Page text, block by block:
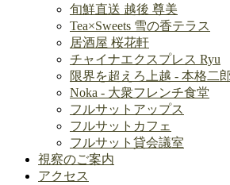
旬鮮直送 越後 尊美
Tea×Sweets 雪の香テラス
居酒屋 桜花軒
チャイナエクスプレス Ryu
限界を超えろ上越 - 本格二
Noka - 大衆フレンチ食堂
フルサットアップス
フルサットカフェ
フルサット貸会議室
視察のご案内
アクセス